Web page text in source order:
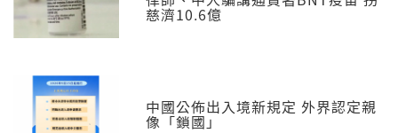
慈濟10.6億
中國公佈出入境新規定 外界認定親
像「鎖國」